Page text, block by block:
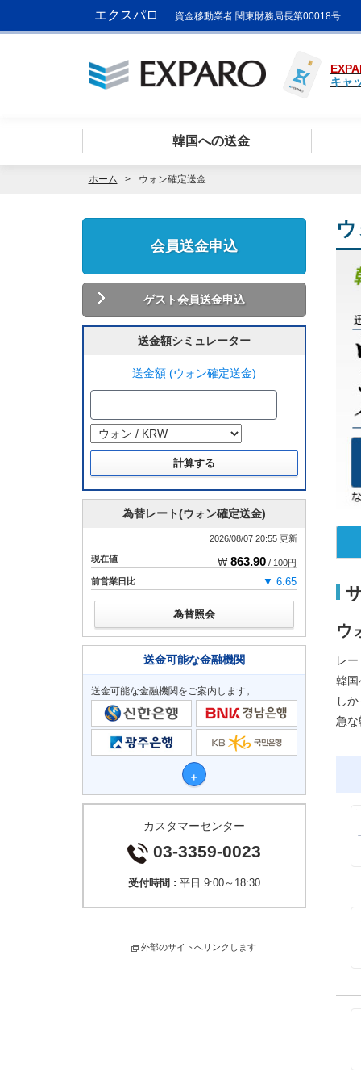
エクスパロ 資金移動業者 関東財務局長第00018号
キャ
韓国への送金
ホーム ウォン確定送金
ウ
レ
韓国
し
急な
会員送金申込
ゲスト会員送金申込
送金額シミュレーター
送金額 (ウォン確定送金)
為替レート(ウォン確定送金)
2026/08/07 20:55 更新
現在値 ₩863.90 / 100円
前営業日比
▼ 6.65
為替照会
送金可能な金融機関
送金可能な金融機関をご案内します。
カスタマーセンター
03-3359-0023
受付時間 : 平日 9:00～18:30
外部のサイトへリンクします